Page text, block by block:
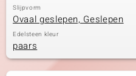
Slijpvorm
Ovaal geslepen, Geslepen
Edelsteen kleur
paars